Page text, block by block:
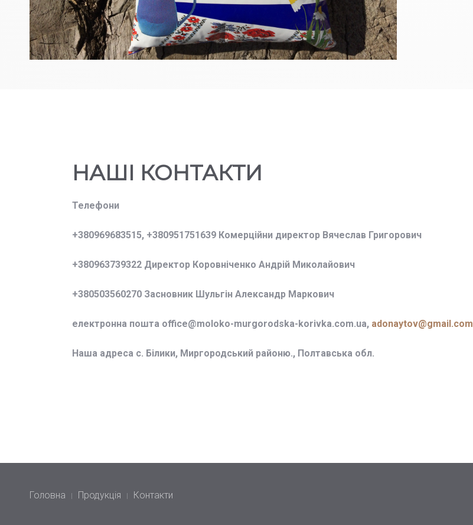
НАШІ КОНТАКТИ
Телефони
+380969683515, +380951751639 Комерційни директор Вячеслав Григорович
+380963739322 Директор Коровніченко Андрій Миколайович
+380503560270 Засновник Шульгін Александр Маркович
електронна пошта office@moloko-murgorodska-korivka.com.ua, adonaytov@gmail.com
Наша адреса с. Білики, Миргородський районю., Полтавська обл.
Головна Продукція Контакти